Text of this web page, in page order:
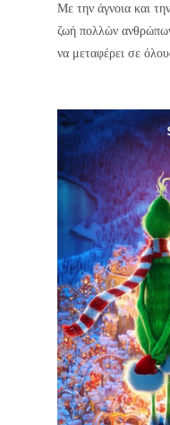
Με την άγνοια και
ζωή πολλών
να μεταφέρει σε